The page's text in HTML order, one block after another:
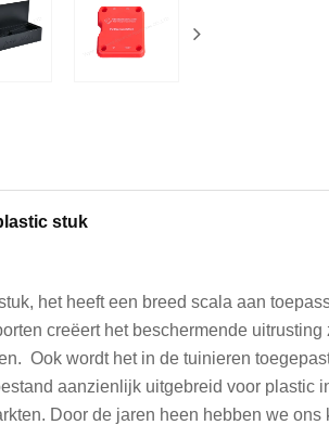
stuk
het heeft een breed scala aan
creëert het beschermende
Ook wordt het in de tuinieren
aanzienlijk uitgebreid voor plastic
Door de jaren heen hebben we